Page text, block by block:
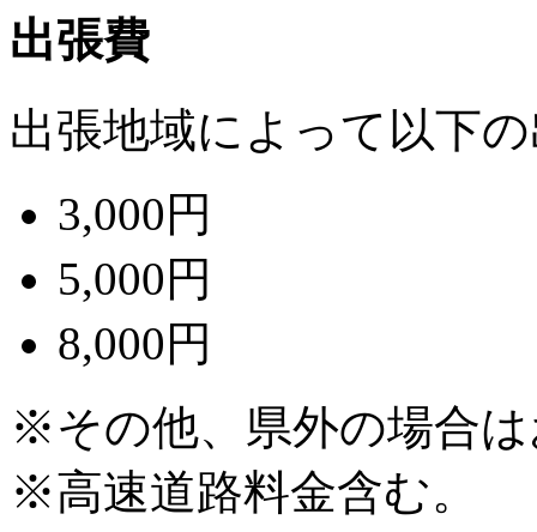
出張費
出張地域によって以下
3,000円
5,000円
8,000円
※その他、県外の場合
※高速道路料金含む。